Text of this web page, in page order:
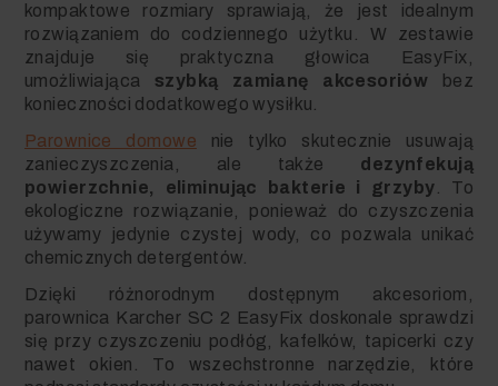
kompaktowe rozmiary sprawiają, że jest idealnym
rozwiązaniem do codziennego użytku. W zestawie
znajduje się praktyczna głowica EasyFix,
umożliwiająca szybką zamianę akcesoriów bez
konieczności dodatkowego wysiłku.
Parownice domowe nie tylko skutecznie usuwają
zanieczyszczenia, ale także dezynfekują
powierzchnie, eliminując bakterie i grzyby . To
ekologiczne rozwiązanie, ponieważ do czyszczenia
używamy jedynie czystej wody, co pozwala unikać
chemicznych detergentów.
Dzięki różnorodnym dostępnym akcesoriom,
parownica Karcher SC 2 EasyFix doskonale sprawdzi
się przy czyszczeniu podłóg, kafelków, tapicerki czy
nawet okien. To wszechstronne narzędzie, które